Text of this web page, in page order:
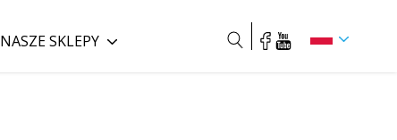
NASZE SKLEPY